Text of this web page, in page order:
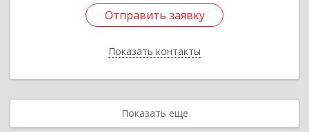
Отправить заявку
Показать контакты
Отправить заявку
Назад
Показать еще